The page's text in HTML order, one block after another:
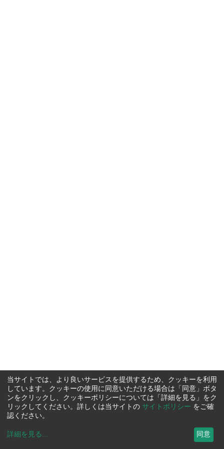
当サイトでは、より良いサービスを提供するため、クッキーを利用
しています。クッキーの使用に同意いただける場合は「同意」ボタ
ンをクリックし、クッキーポリシーについては「詳細を見る」をク
リックしてください。詳しくは当サイトの サイトポリシー をご確
認ください。
詳細を見る ... 同意